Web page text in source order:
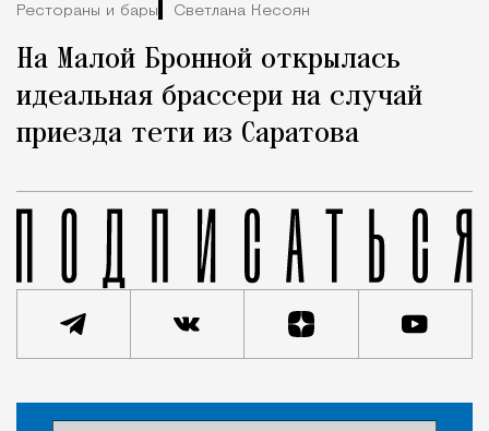
Рестораны и бары Светлана Кесоян
На Малой Бронной открылась
идеальная брассери на случай
приезда тети из Саратова